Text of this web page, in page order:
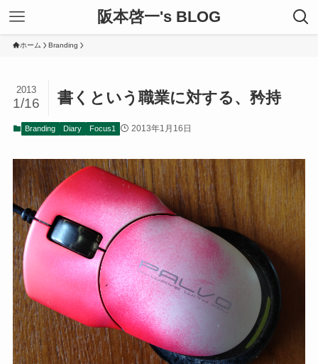
阪本啓一's BLOG
ホーム Branding
書くという職業に対する、矜持
2013
1/16
Branding Diary Focus1 2013年1月16日